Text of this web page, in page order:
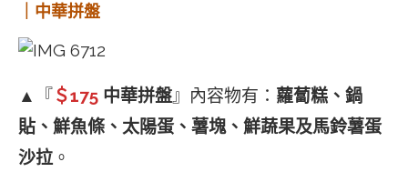
｜中華拼盤
▲『＄175 中華拼盤』內容物有： 蘿蔔糕、鍋
貼、鮮魚條、太陽蛋、薯塊、鮮蔬果及馬鈴薯蛋
沙拉 。